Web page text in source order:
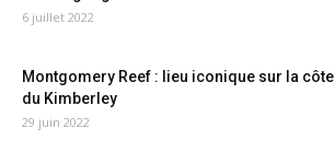
6 juillet 2022
Montgomery Reef : lieu iconique sur la côte
du Kimberley
29 juin 2022